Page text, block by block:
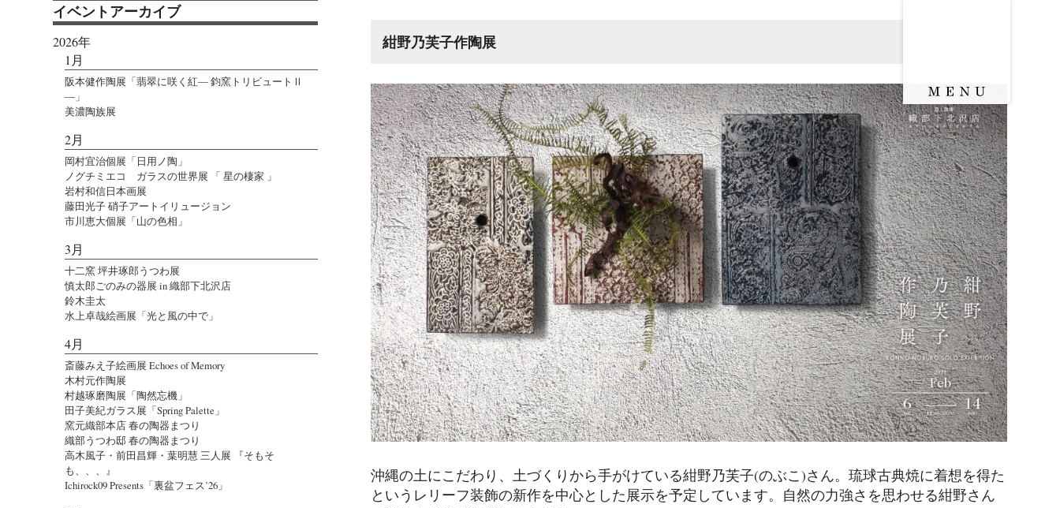
紺野乃芙子作陶展
沖縄の土にこだわり、土づくりから手がけている紺野乃芙子(のぶこ)さん。琉球古典焼に着想を得た
というレリーフ装飾の新作を中心とした展示を予定しています。自然の力強さを思わせる紺野さん
イベントアーカイブ
2026年
1月
阪本健作陶展「翡翠に咲く紅― 鈞窯トリビュートⅡ
―」
美濃陶族展
2月
岡村宜治個展「日用ノ陶」
ノグチミエコ ガラスの世界展 「 星の棲家 」
岩村和信日本画展
藤田光子 硝子アートイリュージョン
市川恵大個展「山の色相」
3月
十二窯 坪井琢郎うつわ展
慎太郎ごのみの器展 in 織部下北沢店
鈴木圭太
水上卓哉絵画展「光と風の中で」
4月
斎藤みえ子絵画展 Echoes of Memory
木村元作陶展
村越琢磨陶展「陶然忘機」
田子美紀ガラス展「Spring Palette」
窯元織部本店 春の陶器まつり
織部うつわ邸 春の陶器まつり
高木風子・前田昌輝・葉明慧 三人展 『そもそ
も、、、』
Ichirock09 Presents「裏盆フェス’26」